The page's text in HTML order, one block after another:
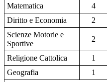
Matematica
4
Diritto e Economia
2
Scienze Motorie e
Sportive
2
Religione Cattolica 1
Geografia
1